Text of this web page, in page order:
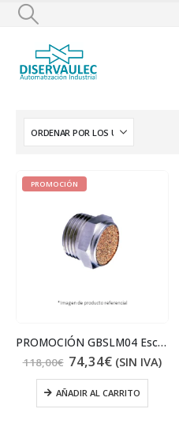
PROMOCIÓN
PROMOCIÓN GBSLM04 Escape 1/2
118,00€ 74,34€ (SIN IVA)
AÑADIR AL CARRITO